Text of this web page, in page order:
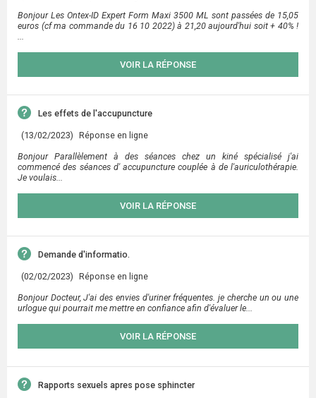
Bonjour Les Ontex-ID Expert Form Maxi 3500 ML sont passées de 15,05
euros (cf ma commande du 16 10 2022) à 21,20 aujourd'hui soit + 40% !
...
VOIR LA RÉPONSE
Les effets de l'accupuncture
(13/02/2023) Réponse en ligne
Bonjour Parallèlement à des séances chez un kiné spécialisé j'ai
commencé des séances d' accupuncture couplée à de l'auriculothérapie.
Je voulais...
VOIR LA RÉPONSE
Demande d'informatio.
(02/02/2023) Réponse en ligne
Bonjour Docteur, J'ai des envies d'uriner fréquentes. je cherche un ou une
urlogue qui pourrait me mettre en confiance afin d'évaluer le...
VOIR LA RÉPONSE
Rapports sexuels apres pose sphincter